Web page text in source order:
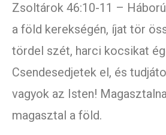
Zsoltárok 46:10-11 –
a föld kerekségén, íjat tör
tördel szét, harci kocsikat
Csendesedjetek el, és
vagyok az Isten!
magasztal a föld.